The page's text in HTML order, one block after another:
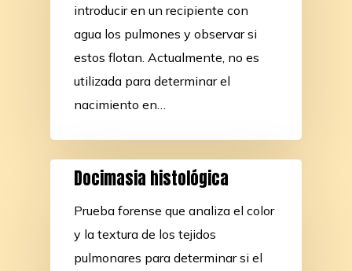
introducir en un recipiente con
agua los pulmones y observar si
estos flotan. Actualmente, no es
utilizada para determinar el
nacimiento en…
Docimasia histológica
Prueba forense que analiza el color
y la textura de los tejidos
pulmonares para determinar si el